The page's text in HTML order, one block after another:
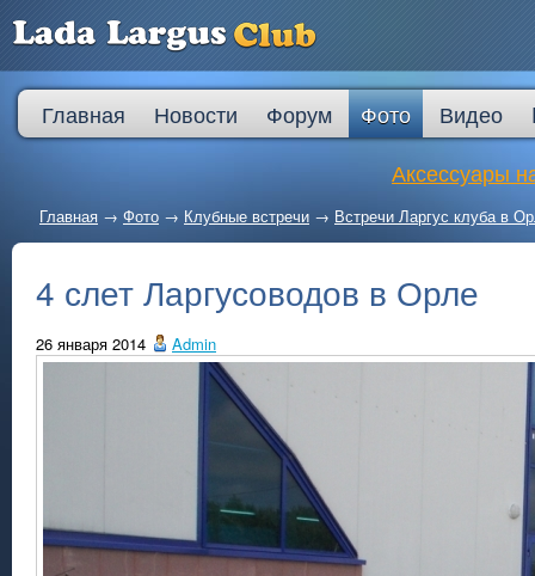
Главная Новости Форум Фото Видео
Аксессуары
Главная → Фото → Клубные встречи → Встречи Ларгус клуба в
4 слет Ларгусоводов в Орле
26 января 2014 Admin